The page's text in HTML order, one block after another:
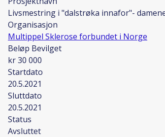
Livsmestring i "dalstrøka innafor"-
Organisasjon
Multippel Sklerose forbundet i Norge
Beløp Bevilget
kr 30 000
Startdato
20.5.2021
Sluttdato
20.5.2021
Status
Avsluttet